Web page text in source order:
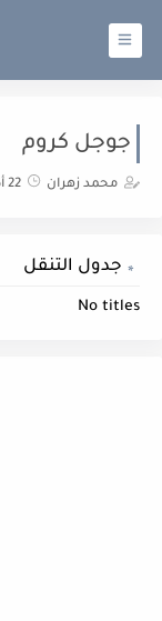
جوجل كروم
محمد زهران 22 أكتوبر 2015
جدول التنقل
No titles